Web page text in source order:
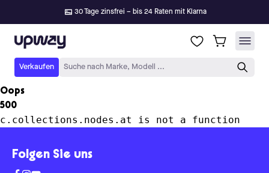
30 Tage zinsfrei – bis 24 Raten mit Klarna
Upway
Verkaufen Suche nach Marke, Modell ...
Oops
500
c.collections.nodes.at is not a function
Folgen Sie uns